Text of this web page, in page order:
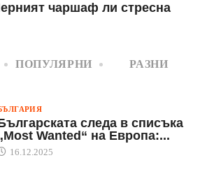
чаршаф ли стресна
ПОПУЛЯРНИ РАЗНИ
следа в списъка
Wanted“ на Европа:...
16.12.2025